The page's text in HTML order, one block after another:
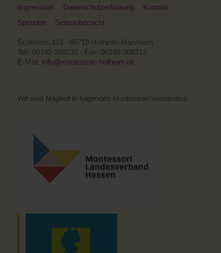
Impressum Datenschutzerklärung
Kontakt
Spenden
Seitenübersicht
Schloßstr. 119 - 65719 Hofheim-Marxheim
Tel.: 06192-309210 - Fax: 06192-309212
E-Mail: info@montessori-hofheim.de
Wir sind Mitglied in folgenden Montessori-Verbänden: